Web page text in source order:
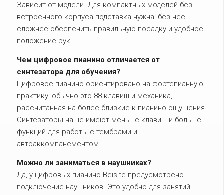
Зависит от модели. Для компактных моделей без
встроенного корпуса подставка нужна: без неё
сложнее обеспечить правильную посадку и удобное
положение рук.
Чем цифровое пианино отличается от
синтезатора для обучения?
Цифровое пианино ориентировано на фортепианную
практику: обычно это 88 клавиш и механика,
рассчитанная на более близкие к пианино ощущения.
Синтезаторы чаще имеют меньше клавиш и больше
функций для работы с тембрами и
автоаккомпанементом.
Можно ли заниматься в наушниках?
Да, у цифровых пианино Beisite предусмотрено
подключение наушников. Это удобно для занятий